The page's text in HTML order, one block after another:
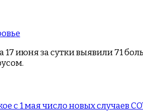
17 июня за сутки выявили 71